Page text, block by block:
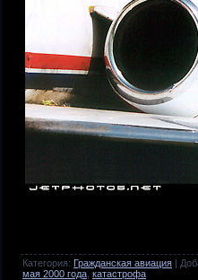
Категория: Гражданская авиация |
мая 2000 года катастрофа